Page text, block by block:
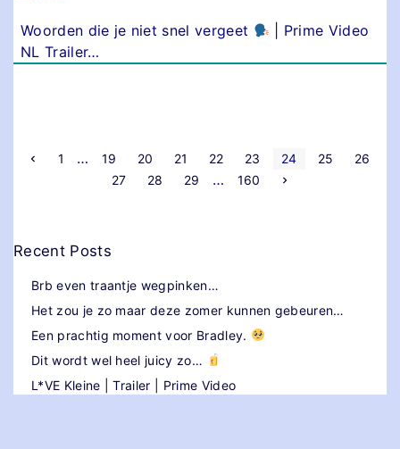
Woorden die je niet snel vergeet
| Prime Video
NL Trailer…
V
a
g
n
a
1 … 19 20 21 22 23 24 25
26
27
28 29 … 160
V
i
Recent Posts
Brb even traantje wegpinken…
Het zou je zo maar deze zomer kunnen gebeuren…
Een prachtig moment voor Bradley.
Dit wordt wel heel juicy zo…
L*VE Kleine | Trailer | Prime Video